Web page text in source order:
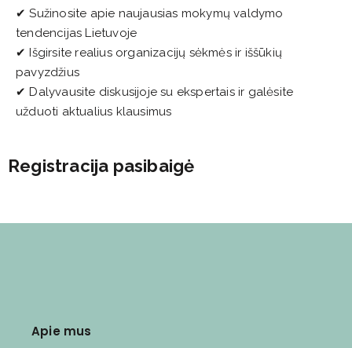
✔ Sužinosite apie naujausias mokymų valdymo
tendencijas Lietuvoje
✔ Išgirsite realius organizacijų sėkmės ir iššūkių
pavyzdžius
✔ Dalyvausite diskusijoje su ekspertais ir galėsite
užduoti aktualius klausimus
Registracija pasibaigė
Apie mus